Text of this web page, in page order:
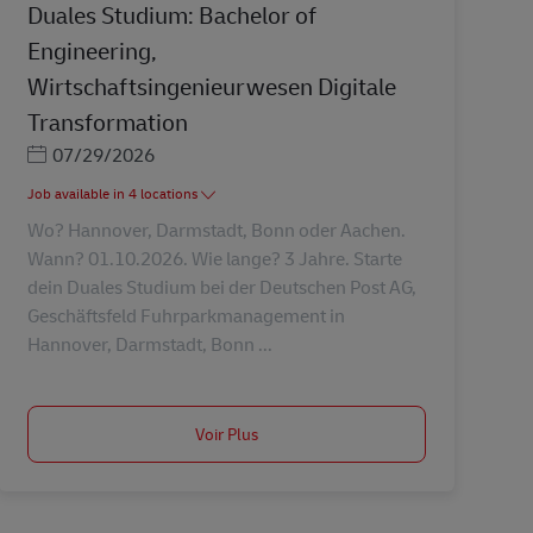
Duales Studium: Bachelor of
Engineering,
Wirtschaftsingenieurwesen Digitale
Transformation
Posted Date
07/29/2026
Job available in 4 locations
Wo? Hannover, Darmstadt, Bonn oder Aachen.
Wann? 01.10.2026. Wie lange? 3 Jahre. Starte
dein Duales Studium bei der Deutschen Post AG,
Geschäftsfeld Fuhrparkmanagement in
Hannover, Darmstadt, Bonn ...
Voir Plus